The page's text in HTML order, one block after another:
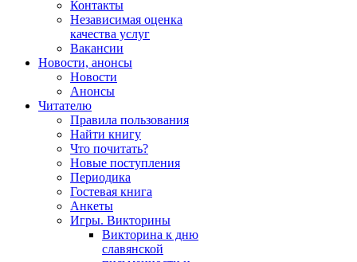
Контакты
Независимая оценка
качества услуг
Вакансии
Новости, анонсы
Новости
Анонсы
Читателю
Правила пользования
Найти книгу
Что почитать?
Новые поступления
Периодика
Гостевая книга
Анкеты
Игры. Викторины
Викторина к дню
славянской